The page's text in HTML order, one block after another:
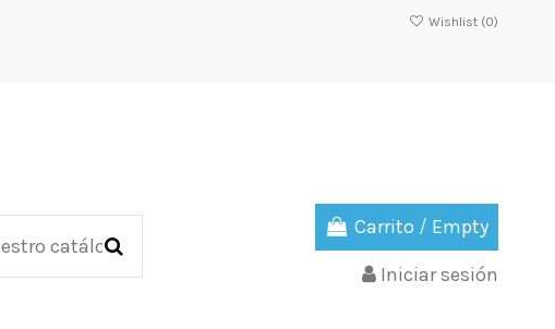
Wishlist (0)
Carrito / Empty
Iniciar sesión